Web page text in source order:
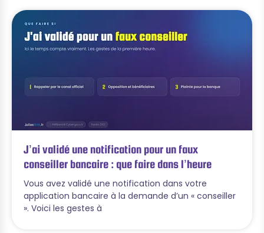
J’ai validé une notification pour un faux
conseiller bancaire : que faire dans l’heure
Vous avez validé une notification dans votre
application bancaire à la demande d’un « conseiller
». Voici les gestes à